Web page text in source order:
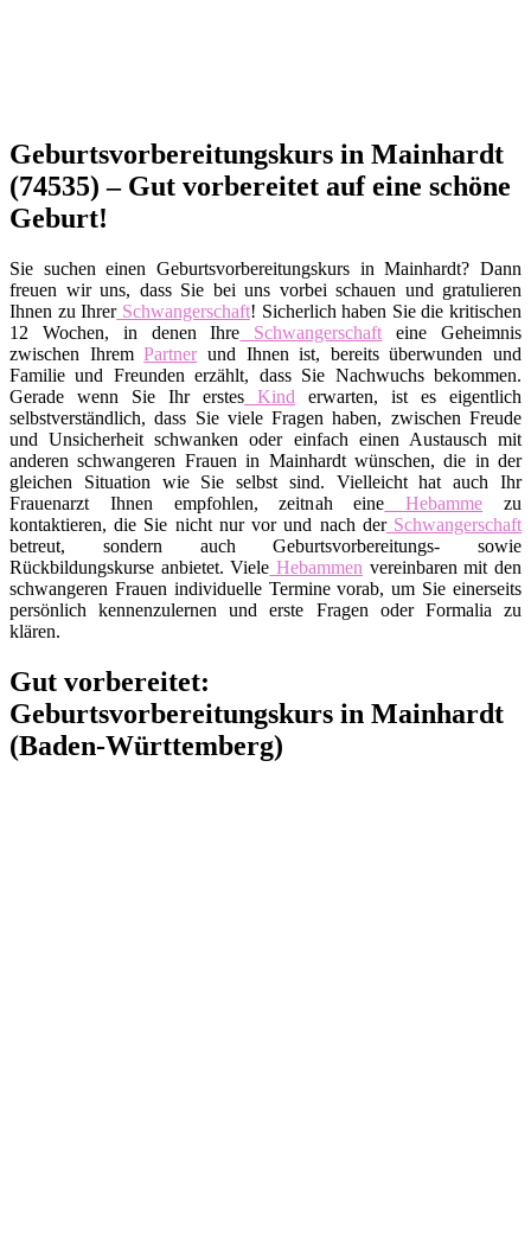
Geburtsvorbereitungskurs in Mainhardt
(74535) – Gut vorbereitet auf eine schöne
Geburt!
Sie suchen einen Geburtsvorbereitungskurs in Mainhardt? Dann
freuen wir uns, dass Sie bei uns vorbei schauen und gratulieren
Ihnen zu IhrerSchwangerschaft! Sicherlich haben Sie die kritischen
12 Wochen, in denen Ihre Schwangerschaft eine Geheimnis
zwischen IhremPartnerund Ihnen ist, bereits überwunden und
Familie und Freunden erzählt, dass Sie Nachwuchs bekommen.
Gerade wenn Sie Ihr erstes Kind erwarten, ist es eigentlich
selbstverständlich, dass Sie viele Fragen haben, zwischen Freude
und Unsicherheit schwanken oder einfach einen Austausch mit
anderen schwangeren Frauen in Mainhardt wünschen, die in der
gleichen Situation wie Sie selbst sind. Vielleicht hat auch Ihr
Frauenarzt Ihnen empfohlen, zeitnah eine Hebamme zu
kontaktieren, die Sie nicht nur vor und nach derSchwangerschaft
betreut, sondern auch Geburtsvorbereitungs- sowie
Rückbildungskurse anbietet. Viele Hebammen vereinbaren mit den
schwangeren Frauen individuelle Termine vorab, um Sie einerseits
persönlich kennenzulernen und erste Fragen oder Formalia zu
klären.
Gut vorbereitet:
Geburtsvorbereitungskurs in Mainhardt
(Baden-Württemberg)